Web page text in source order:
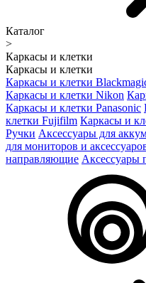
Каталог
>
Каркасы и клетки
Каркасы и клетки
Каркасы и клетки
Каркасы и клетки Nikon
Каркасы и клетки Panasonic
клетки Fujifilm Каркасы и
Ручки Аксессуары для
для мониторов и
направляющие Аксессуары